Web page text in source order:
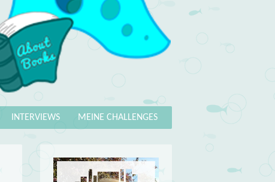
MEINE CHALLENGES
INTERVIEWS